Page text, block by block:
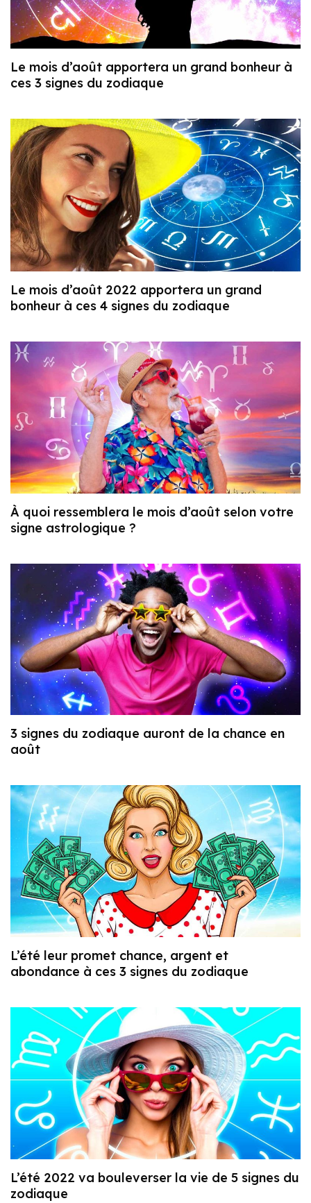
Le mois d’août apportera un grand bonheur à
ces 3 signes du zodiaque
Le mois d’août 2022 apportera un grand
bonheur à ces 4 signes du zodiaque
À quoi ressemblera le mois d’août selon votre
signe astrologique ?
3 signes du zodiaque auront de la chance en
août
L’été leur promet chance, argent et
abondance à ces 3 signes du zodiaque
L’été 2022 va bouleverser la vie de 5 signes du
zodiaque